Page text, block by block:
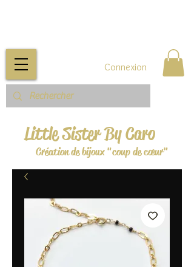
Little Sister By Caro
Création de bijoux "coup de cœur"
Connexion